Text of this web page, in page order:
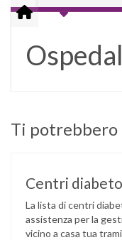
Ti potrebbero
Centri
La lista di centri
assistenza per la
vicino a casa tua